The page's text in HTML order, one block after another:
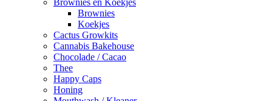
Brownies en Koekjes
Brownies
Koekjes
Cactus Growkits
Cannabis Bakehouse
Chocolade / Cacao
Thee
Happy Caps
Honing